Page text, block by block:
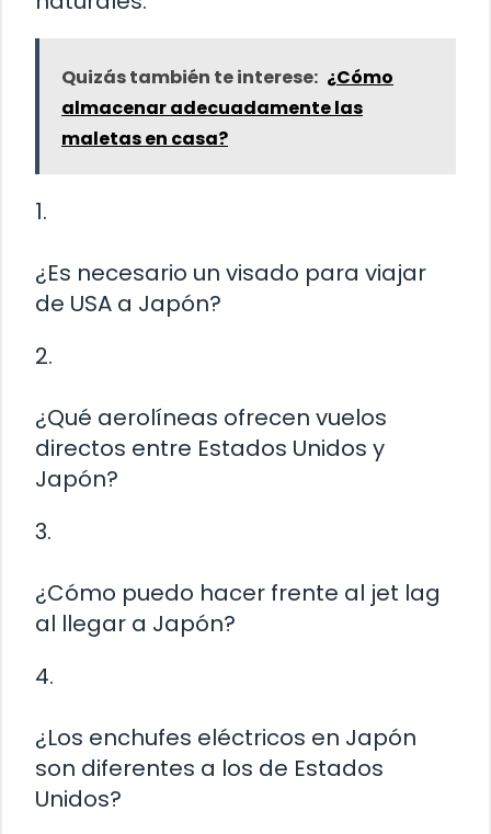
Quizás también te interese: ¿Cómo
almacenar adecuadamente las
maletas en casa?
1.
¿Es necesario un visado para viajar
de USA a Japón?
2.
¿Qué aerolíneas ofrecen vuelos
directos entre Estados Unidos y
Japón?
3.
¿Cómo puedo hacer frente al jet lag
al llegar a Japón?
4.
¿Los enchufes eléctricos en Japón
son diferentes a los de Estados
Unidos?